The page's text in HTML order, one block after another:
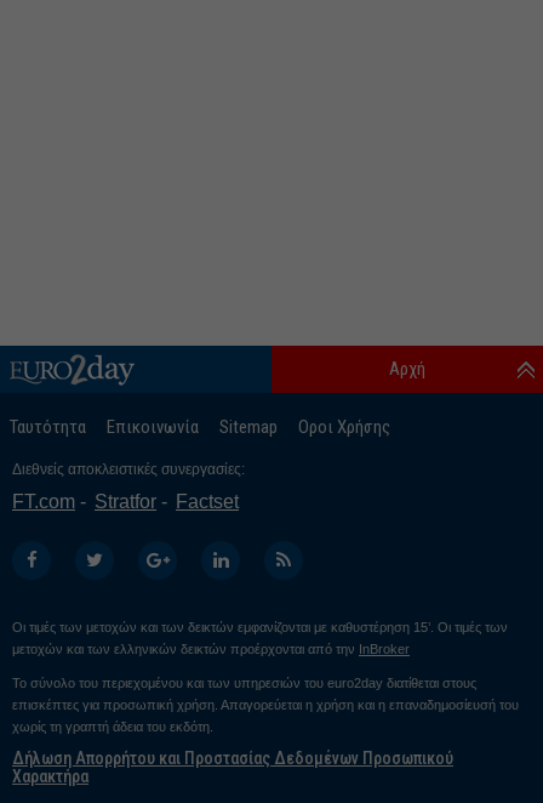
Ταυτότητα Επικοινωνία Sitemap Οροι Χρήσης
Αρχή
Διεθνείς αποκλειστικές συνεργασίες:
FT.com Stratfor Factset
Οι τιμές των μετοχών και των δεικτών εμφανίζονται με καθυστέρηση 15’. Οι τιμές των
μετοχών και των ελληνικών δεικτών προέρχονται από την InBroker
Το σύνολο του περιεχομένου και των υπηρεσιών του euro2day διατίθεται στους
επισκέπτες για προσωπική χρήση. Απαγορεύεται η χρήση και η επαναδημοσίευσή του
χωρίς τη γραπτή άδεια του εκδότη.
Δήλωση Απορρήτου και Προστασίας Δεδομένων Προσωπικού
Χαρακτήρα